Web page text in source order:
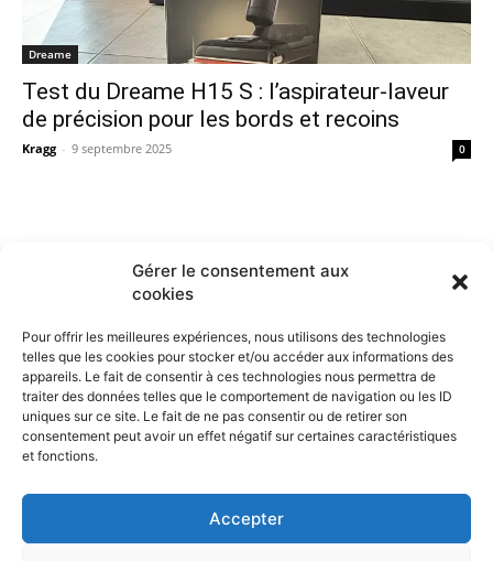
Gérer le consentement aux
cookies
Pour offrir les meilleures expériences, nous utilisons des technologies
telles que les cookies pour stocker et/ou accéder aux informations des
appareils. Le fait de consentir à ces technologies nous permettra de
traiter des données telles que le comportement de navigation ou les ID
uniques sur ce site. Le fait de ne pas consentir ou de retirer son
consentement peut avoir un effet négatif sur certaines caractéristiques
et fonctions.
Accepter
Dreame
Test du Dreame H15 S : l’aspirateur-laveur
de précision pour les bords et recoins
Kragg - 9 septembre 2025 0